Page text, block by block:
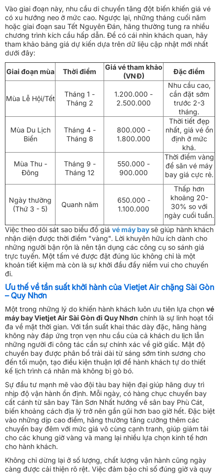
Vào giai đoạn này, nhu cầu di chuyển tăng đột biến khiến giá vé
có xu hướng neo ở mức cao. Ngược lại, những tháng cuối năm
hoặc giai đoạn sau Tết Nguyên Đán, hãng thường tung ra nhiều
chương trình kích cầu hấp dẫn. Để có cái nhìn khách quan, hãy
tham khảo bảng giá dự kiến dựa trên dữ liệu cập nhật mới nhất
dưới đây:
Giai đoạn mùa Thời điểm
Giá vé tham khảo
(VNĐ)
Đặc điểm
Mùa Lễ Hội/Tết
Tháng 1 -
Tháng 2
1.200.000 -
2.500.000
Nhu cầu cao,
cần đặt sớm
trước 2-3
tháng.
Mùa Du Lịch
Biển
Tháng 4 -
Tháng 8
800.000 -
1.800.000
Thời tiết đẹp
nhất, giá vé ổn
định ở mức
khá.
Mùa Thu -
Đông
Tháng 9 -
Tháng 12
550.000 -
900.000
Thời điểm vàng
để săn vé máy
bay giá cực rẻ.
Ngày thường
(Thứ 3 - 5)
Quanh năm
650.000 -
1.100.000
Thấp hơn
khoảng 20-
30% so với
ngày cuối tuần.
Việc theo dõi sát sao biểu đồ giá vé máy bay sẽ giúp hành khách
nhận diện được thời điểm "vàng". Lời khuyên hữu ích dành cho
những người bận rộn là nên tận dụng các công cụ so sánh giá
trực tuyến. Một tấm vé được đặt đúng lúc không chỉ là một
khoản tiết kiệm mà còn là sự khởi đầu đầy niềm vui cho chuyến
đi.
Ưu thế về tần suất khởi hành của Vietjet Air chặng Sài Gòn
– Quy Nhơn
Một trong những lý do khiến hành khách luôn ưu tiên lựa chọn vé
máy bay Vietjet Air Sài Gòn đi Quy Nhơn chính là sự linh hoạt tối
đa về mặt thời gian. Với tần suất khai thác dày đặc, hãng hàng
không này đáp ứng trọn vẹn nhu cầu của cả khách du lịch lẫn
những người đi công tác cần sự chính xác về giờ giấc. Mật độ
chuyến bay được phân bổ trải dài từ sáng sớm tinh sương cho
đến tối muộn, tạo điều kiện thuận lợi để hành khách tự do thiết
kế lịch trình cá nhân mà không bị gò bó.
Sự đầu tư mạnh mẽ vào đội tàu bay hiện đại giúp hãng duy trì
nhịp độ vận hành ổn định. Mỗi ngày, có hàng chục chuyến bay
cất cánh từ sân bay Tân Sơn Nhất hướng về sân bay Phù Cát,
biến khoảng cách địa lý trở nên gần gũi hơn bao giờ hết. Đặc biệt
vào những dịp cao điểm, hãng thường tăng cường thêm các
chuyến bay đêm với mức giá vô cùng cạnh tranh, giúp giảm tải
cho các khung giờ vàng và mang lại nhiều lựa chọn kinh tế hơn
cho hành khách.
Không chỉ dừng lại ở số lượng, chất lượng vận hành cũng ngày
càng được cải thiện rõ rệt. Việc đảm bảo chỉ số đúng giờ và quy